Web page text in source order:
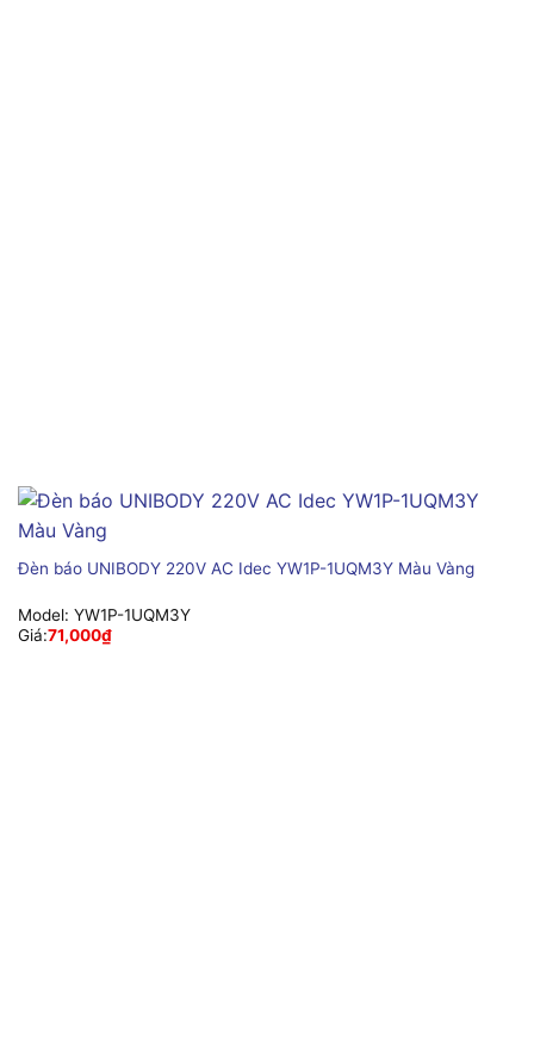
Đèn báo UNIBODY 220V AC Idec YW1P-1UQM3Y Màu Vàng
Model: YW1P-1UQM3Y
Giá:71,000₫